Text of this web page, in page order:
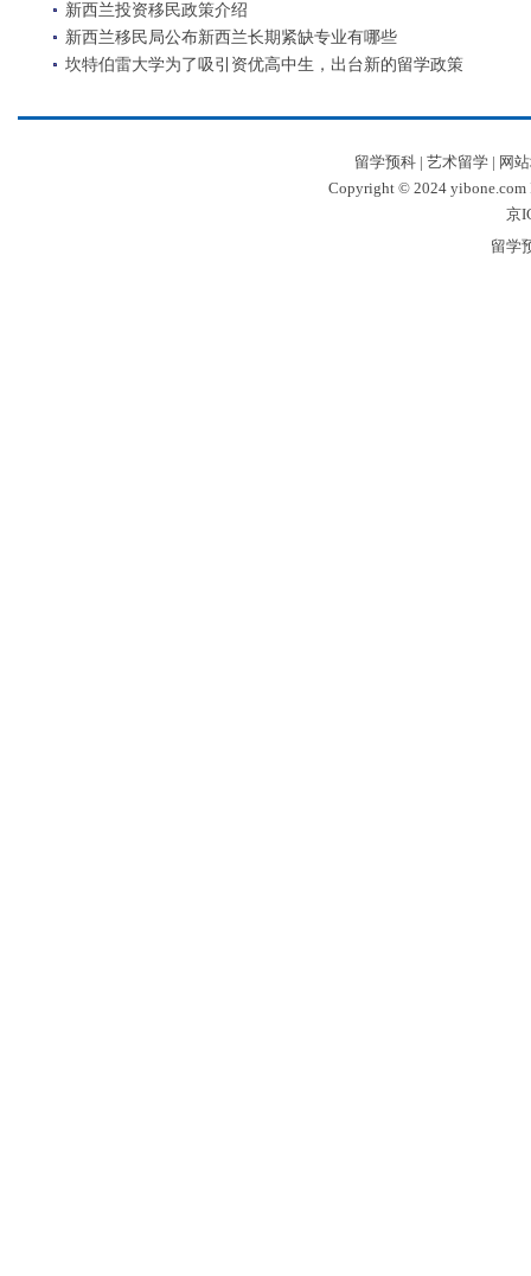
新西兰投资移民政策介绍
新西兰移民局公布新西兰长期紧缺专业有哪些
坎特伯雷大学为了吸引资优高中生，出台新的留学政策
留学预科| 艺术留学| 网
Copyright © 2024 yibone.com
京
留学